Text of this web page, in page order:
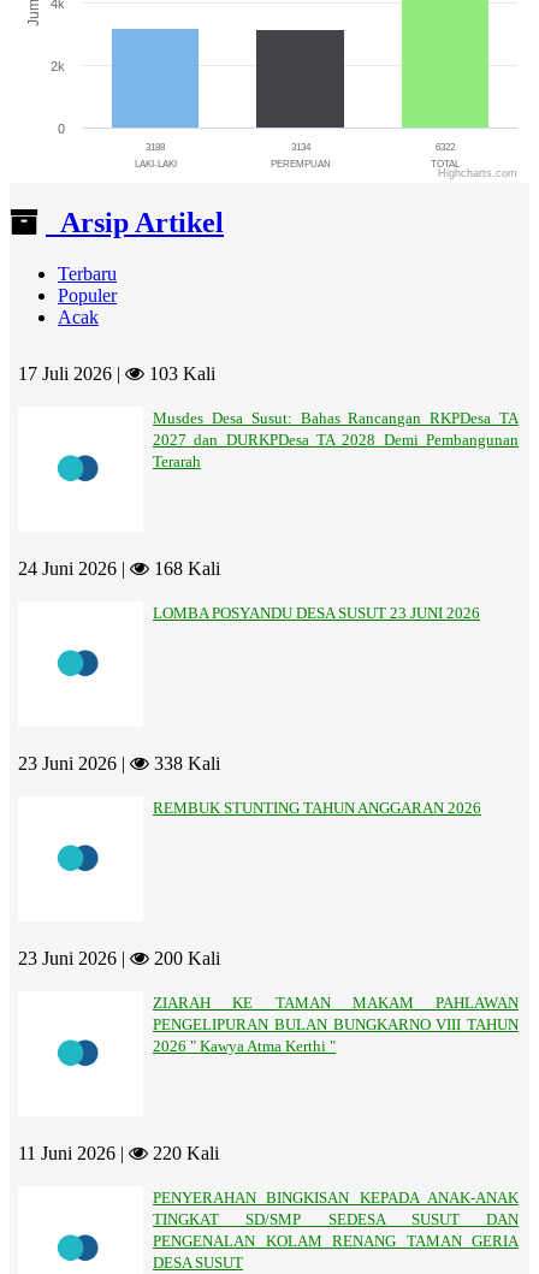
3188
LAKI-LAKI
3134
PEREMPUAN
6322
TOTAL
0
2k
4k
Highcharts.com
Arsip Artikel
Terbaru
Populer
Acak
17 Juli 2026 | 103 Kali
Musdes Desa Susut: Bahas Rancangan RKPDesa TA
2027 dan DURKPDesa TA 2028 Demi Pembangunan
Terarah
24 Juni 2026 | 168 Kali
LOMBA POSYANDU DESA SUSUT 23 JUNI 2026
23 Juni 2026 | 338 Kali
REMBUK STUNTING TAHUN ANGGARAN 2026
23 Juni 2026 | 200 Kali
ZIARAH KE TAMAN MAKAM PAHLAWAN
PENGELIPURAN BULAN BUNGKARNO VIII TAHUN
2026 " Kawya Atma Kerthi "
11 Juni 2026 | 220 Kali
PENYERAHAN BINGKISAN KEPADA ANAK-ANAK
TINGKAT SD/SMP SEDESA SUSUT DAN
PENGENALAN KOLAM RENANG TAMAN GERIA
DESA SUSUT